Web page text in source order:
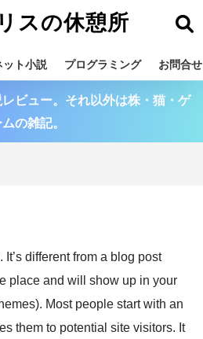
スの休憩所
ット小説 プログラミング お問合せ
ビュー。それ以外は株・猫・ゲ
の雑記。
different from a blog post
place and will show up in your
Most people start with an
them to potential site visitors. It